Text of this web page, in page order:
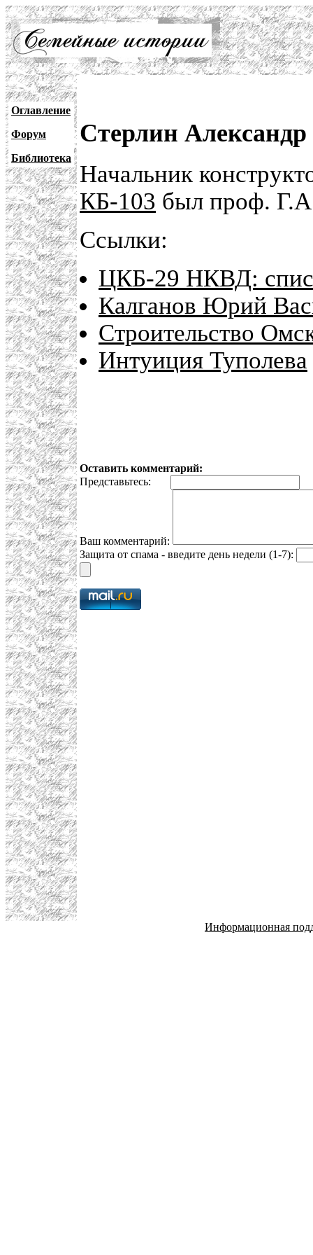
Оглавление
Форум
Библиотека
Стерлин
Начальник
КБ-103 был проф.
Ссылки:
ЦКБ-29 НКВД:
Калганов Юрий
Строительство
Интуиция Туполева
Оставить комментарий:
Представьтесь:
Ваш комментарий:
Защита от спама - введите день недели (1-7):
Информационная